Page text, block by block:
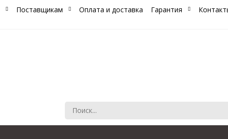
Поставщикам Оплата и доставка Гарантия